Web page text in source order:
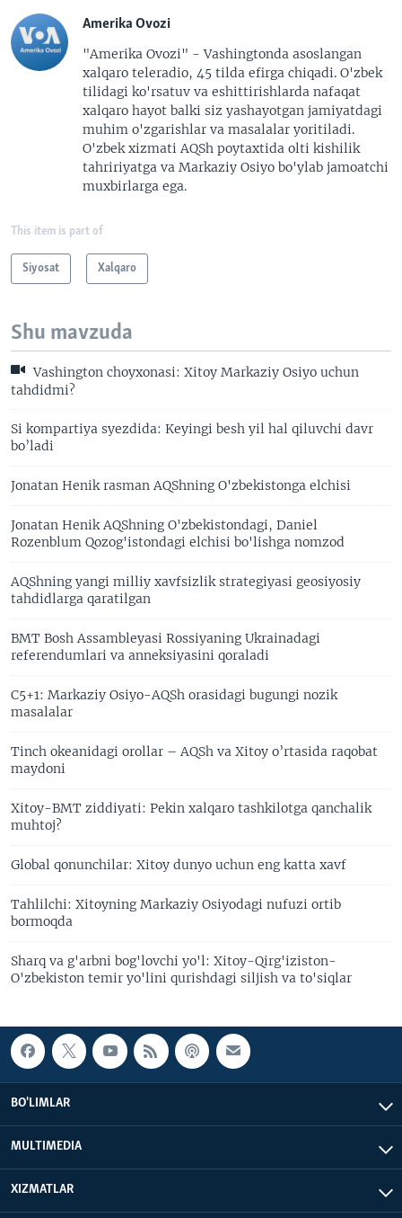
Amerika Ovozi
"Amerika Ovozi" - Vashingtonda asoslangan
xalqaro teleradio, 45 tilda efirga chiqadi. O'zbek
tilidagi ko'rsatuv va eshittirishlarda nafaqat
xalqaro hayot balki siz yashayotgan jamiyatdagi
muhim o'zgarishlar va masalalar yoritiladi.
O'zbek xizmati AQSh poytaxtida olti kishilik
tahririyatga va Markaziy Osiyo bo'ylab jamoatchi
muxbirlarga ega.
This item is part of
Siyosat Xalqaro
Shu mavzuda
Vashington choyxonasi: Xitoy Markaziy Osiyo uchun
tahdidmi?
Si kompartiya syezdida: Keyingi besh yil hal qiluvchi davr
bo’ladi
Jonatan Henik rasman AQShning O'zbekistonga elchisi
Jonatan Henik AQShning O'zbekistondagi, Daniel
Rozenblum Qozog'istondagi elchisi bo'lishga nomzod
AQShning yangi milliy xavfsizlik strategiyasi geosiyosiy
tahdidlarga qaratilgan
BMT Bosh Assambleyasi Rossiyaning Ukrainadagi
referendumlari va anneksiyasini qoraladi
C5+1: Markaziy Osiyo-AQSh orasidagi bugungi nozik
masalalar
Tinch okeanidagi orollar – AQSh va Xitoy o’rtasida raqobat
maydoni
Xitoy-BMT ziddiyati: Pekin xalqaro tashkilotga qanchalik
muhtoj?
Global qonunchilar: Xitoy dunyo uchun eng katta xavf
Tahlilchi: Xitoyning Markaziy Osiyodagi nufuzi ortib
bormoqda
Sharq va g'arbni bog'lovchi yo'l: Xitoy-Qirg'iziston-
O'zbekiston temir yo'lini qurishdagi siljish va to'siqlar
BO'LIMLAR
MULTIMEDIA
XIZMATLAR